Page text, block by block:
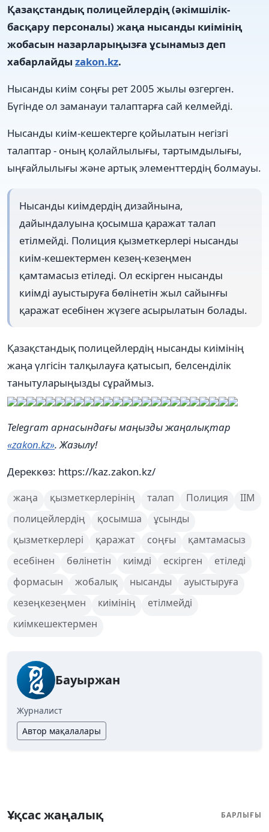
Қазақстандық полицейлердің (әкімшілік-
басқару персоналы) жаңа нысанды киімінің
жобасын назарларыңызға ұсынамыз деп
хабарлайды zakon.kz.
Нысанды киім соңғы рет 2005 жылы өзгерген.
Бүгінде ол заманауи талаптарға сай келмейді.
Нысанды киім-кешектерге қойылатын негізгі
талаптар - оның қолайлылығы, тартымдылығы,
ыңғайлылығы және артық элементтердің болмауы.
Нысанды киімдердің дизайнына,
дайындалуына қосымша қаражат талап
етілмейді. Полиция қызметкерлері нысанды
киім-кешектермен кезең-кезеңмен
қамтамасыз етіледі. Ол ескірген нысанды
киімді ауыстыруға бөлінетін жыл сайынғы
қаражат есебінен жүзеге асырылатын болады.
Қазақстандық полицейлердің нысанды киімінің
жаңа үлгісін талқылауға қатысып, белсенділік
танытуларыңызды сұраймыз.
Telegram арнасындағы маңызды жаңалықтар
«zakon.kz». Жазылу!
Дереккөз: https://kaz.zakon.kz/
жаңа қызметкерлерінің талап Полиция
ІІМ
полицейлердің
қосымша
ұсынды
қызметкерлері
қаражат соңғы
қамтамасыз
есебінен
бөлінетін киімді ескірген
етіледі
формасын
жобалық нысанды
ауыстыруға
кезеңкезеңмен
киімінің
етілмейді
киімкешектермен
Бауыржан
Журналист
Автор мақалалары
Ұқсас жаңалық БАРЛЫҒЫ